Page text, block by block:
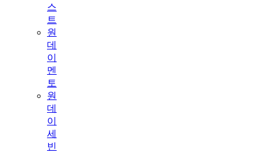
스
트
원
데
이
멘
토
원
데
이
세
빈